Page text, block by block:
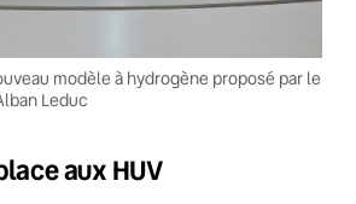
modèle à hydrogène proposé par le
Leduc
aux HUV